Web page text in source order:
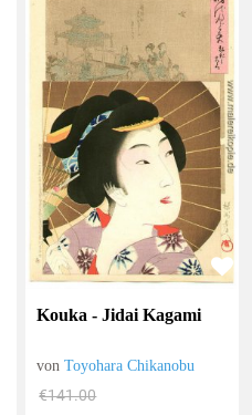
Kouka - Jidai Kagami
vonToyohara Chikanobu
€141.00